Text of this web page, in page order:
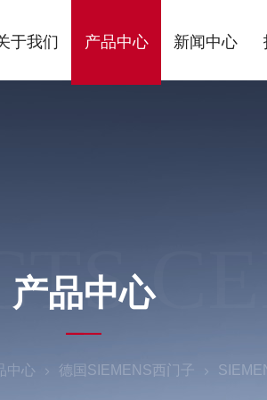
于我们 产品中心 新闻中心
产品中心
中心 德国SIEMENS西门子